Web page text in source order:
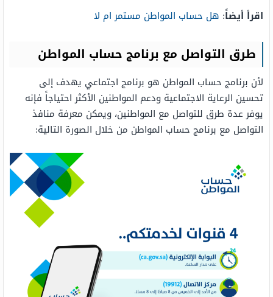
اقرأ أيضاً: هل حساب المواطن مستمر ام لا
طرق التواصل مع برنامج حساب المواطن
لأن برنامج حساب المواطن هو برنامج اجتماعي يهدف إلى
تحسين الرعاية الاجتماعية ودعم المواطنين الأكثر احتياجاً فإنه
يوفر عدة طرق للتواصل مع المواطنين، ويمكن معرفة منافذ
التواصل مع برنامج حساب المواطن من خلال الصورة التالية: